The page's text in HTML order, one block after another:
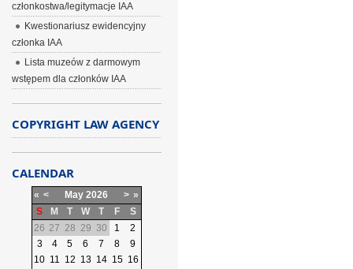
członkostwa/legitymacje IAA
Kwestionariusz ewidencyjny
członka IAA
Lista muzeów z darmowym
wstępem dla członków IAA
COPYRIGHT LAW AGENCY
CALENDAR
« < May 2026 > »
S
M T W T F
S
26 27 28 29 30 1
2
3
4 5 6 7 8
9
10 11 12 13 14 15 16